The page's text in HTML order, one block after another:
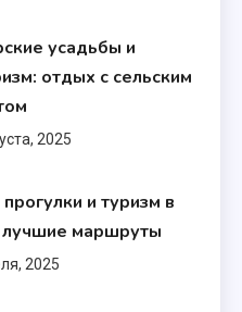
усадьбы и
отдых с сельским
2025
и туризм в
лучшие маршруты
2025